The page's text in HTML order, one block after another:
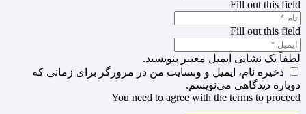
Fill out this field
Fill out this field
لطفاً یک نشانی ایمیل معتبر بنویسید.
ذخیره نام، ایمیل و وبسایت من در مرورگر برای زمانی که
دوباره دیدگاهی می‌نویسم.
You need to agree with the terms to proceed